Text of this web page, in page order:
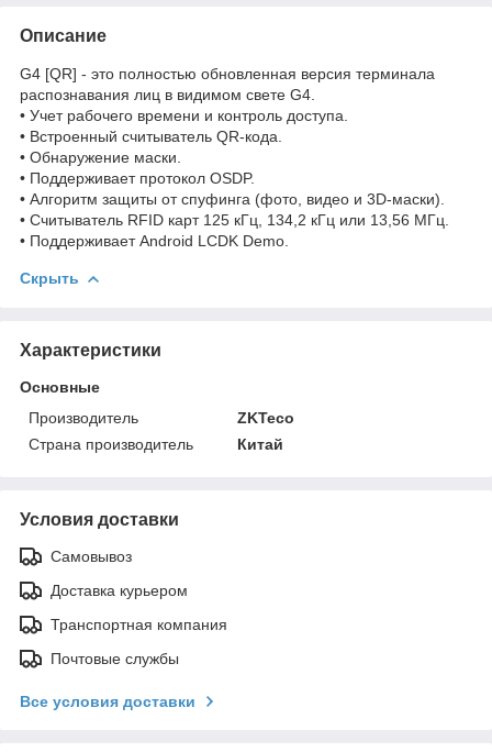
Описание
G4 [QR] - это полностью обновленная версия терминала
распознавания лиц в видимом свете G4.
• Учет рабочего времени и контроль доступа.
• Встроенный считыватель QR-кода.
• Обнаружение маски.
• Поддерживает протокол OSDP.
• Алгоритм защиты от спуфинга (фото, видео и 3D-маски).
• Считыватель RFID карт 125 кГц, 134,2 кГц или 13,56 МГц.
• Поддерживает Android LCDK Demo.
Скрыть
Характеристики
Основные
Производитель
ZKTeco
Страна производитель
Китай
Условия доставки
Самовывоз
Доставка курьером
Транспортная компания
Почтовые службы
Все условия доставки